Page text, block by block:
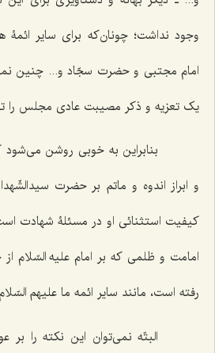
وجود نداشت؛ چونان‌که برای سایر
امام مجتبی و حضرت سجّاد و... چنین
یک تعزیه و ذکر مصیبت عادی مجلس را
بنابراین به خوبی روشن
و ابراز اندوه و ماتم بر حضرت
کیفیت استثنائی او در مسئلۀ شهادت
امامت و ظلمی که بر امام علیه السّلام
رفته است، مانند سایر ائمه ما علیهم
البتّه نمی‌توان این نکته را بر